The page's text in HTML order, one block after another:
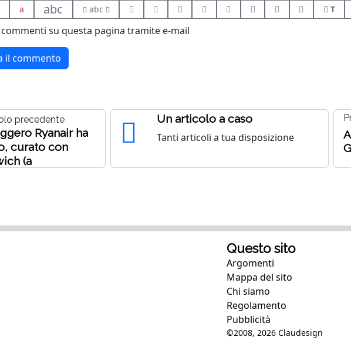
a abc abc T
su questa pagina tramite e-mail
precedente
Ryanair ha
curato con
(a
Un articolo a caso
Tanti articoli a tua disposizione
Questo sito
Argomenti
Mappa del sito
Chi siamo
Regolamento
Pubblicità
©2008, 2026 Claudesign